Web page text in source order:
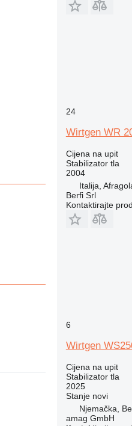
24
Wirtgen WR
Cijena na upit
Stabilizator tla
2004
Italija,
Berfi Srl
Kontaktirajte
6
Wirtgen
Cijena na upit
Stabilizator tla
2025
Stanjenovi
Njemačka,
amag GmbH